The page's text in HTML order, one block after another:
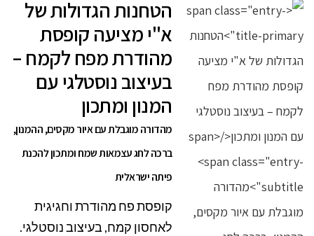
הטחנות הגדולות של
א"י מציעה קופסת
מהודרת מפח לקמח –
בעיצוב נוסטלגי עם
המנון ומתכון
מהדורה מוגבלת עם איור מקסים, ההמנון,
ברכה לחג עצמאות שמח ומתכון להכנת
פיתה ישראלית
קופסת פח מהודרת וחגיגית
לאחסון קמח, בעיצוב נוסטלגי.